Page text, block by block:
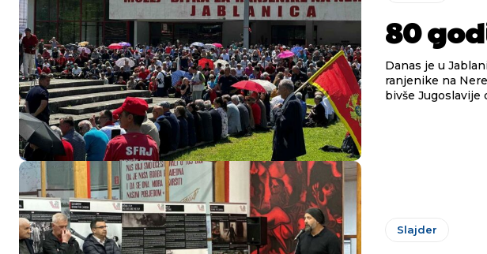
80
Danas je u
ranjenike na
bivše Jugoslavije
Slajder